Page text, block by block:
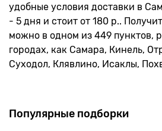
удобные условия доставки в
- 5 дня и стоит от 180 р..
можно в одном из 449 пунктов,
городах, как Самара, Кинель,
Суходол, Клявлино, Исаклы,
Популярные подборки